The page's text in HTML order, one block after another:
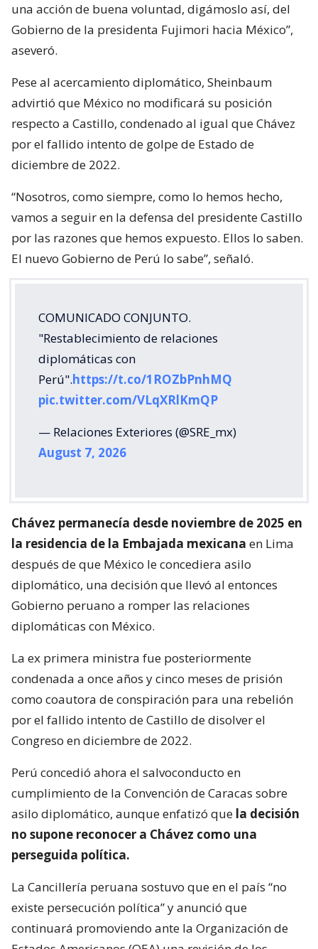
una acción de buena voluntad, digámoslo así, del
Gobierno de la presidenta Fujimori hacia México”,
aseveró.
Pese al acercamiento diplomático, Sheinbaum
advirtió que México no modificará su posición
respecto a Castillo, condenado al igual que Chávez
por el fallido intento de golpe de Estado de
diciembre de 2022.
“Nosotros, como siempre, como lo hemos hecho,
vamos a seguir en la defensa del presidente Castillo
por las razones que hemos expuesto. Ellos lo saben.
El nuevo Gobierno de Perú lo sabe”, señaló.
COMUNICADO CONJUNTO.
"Restablecimiento de relaciones
diplomáticas con
Perú".https://t.co/1ROZbPnhMQ
pic.twitter.com/VLqXRlKmQP
— Relaciones Exteriores (@SRE_mx)
August 7, 2026
Chávez permanecía desde noviembre de 2025 en
la residencia de la Embajada mexicana en Lima
después de que México le concediera asilo
diplomático, una decisión que llevó al entonces
Gobierno peruano a romper las relaciones
diplomáticas con México.
La ex primera ministra fue posteriormente
condenada a once años y cinco meses de prisión
como coautora de conspiración para una rebelión
por el fallido intento de Castillo de disolver el
Congreso en diciembre de 2022.
Perú concedió ahora el salvoconducto en
cumplimiento de la Convención de Caracas sobre
asilo diplomático, aunque enfatizó que la decisión
no supone reconocer a Chávez como una
perseguida política.
La Cancillería peruana sostuvo que en el país “no
existe persecución política” y anunció que
continuará promoviendo ante la Organización de